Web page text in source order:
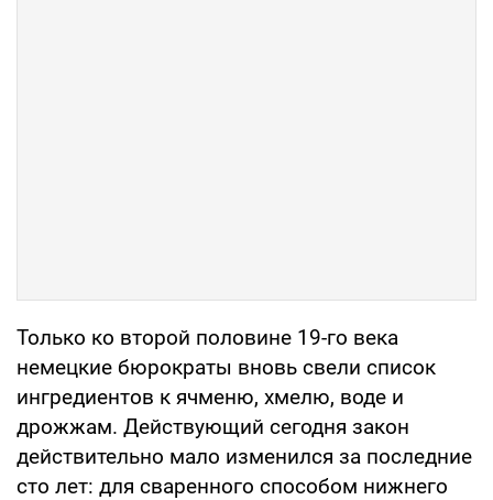
Только ко второй половине 19-го века
немецкие бюрократы вновь свели список
ингредиентов к ячменю, хмелю, воде и
дрожжам. Действующий сегодня закон
действительно мало изменился за последние
сто лет: для сваренного способом нижнего